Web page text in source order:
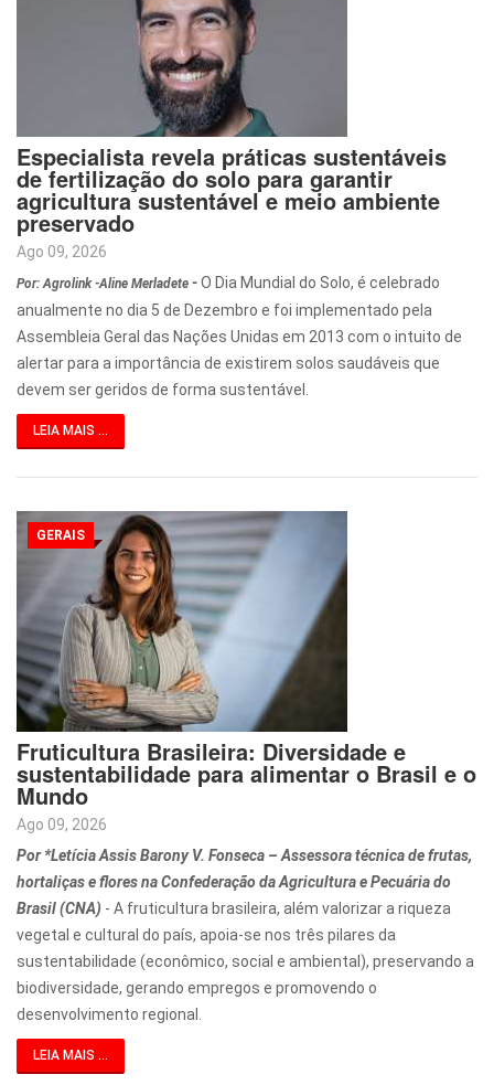
Especialista revela práticas sustentáveis
de fertilização do solo para garantir
agricultura sustentável e meio ambiente
preservado
Ago 09, 2026
Por: Agrolink -Aline Merladete -O Dia Mundial do Solo, é celebrado
anualmente no dia 5 de Dezembro e foi implementado pela
Assembleia Geral das Nações Unidas em 2013 com o intuito de
alertar para a importância de existirem solos saudáveis que
devem ser geridos de forma sustentável.
LEIA MAIS ...
GERAIS
Fruticultura Brasileira: Diversidade e
sustentabilidade para alimentar o Brasil e o
Mundo
Ago 09, 2026
Por *Letícia Assis Barony V. Fonseca – Assessora técnica de frutas,
hortaliças e flores na Confederação da Agricultura e Pecuária do
Brasil (CNA) - A fruticultura brasileira, além valorizar a riqueza
vegetal e cultural do país, apoia-se nos três pilares da
sustentabilidade (econômico, social e ambiental), preservando a
biodiversidade, gerando empregos e promovendo o
desenvolvimento regional.
LEIA MAIS ...